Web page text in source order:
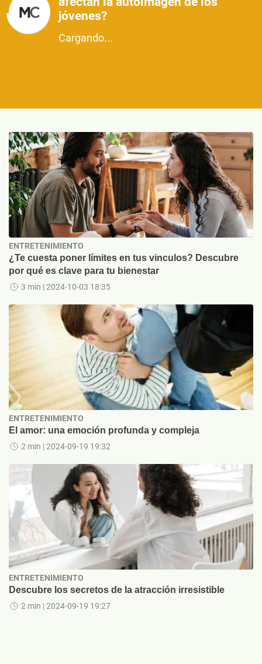
jóvenes?
Cargando...
ENTRETENIMIENTO
¿Te cuesta poner límites en tus vinculos? Descubre
por qué es clave para tu bienestar
3 min | 2024-10-03 18:35
ENTRETENIMIENTO
El amor: una emoción profunda y compleja
2 min | 2024-09-19 19:32
ENTRETENIMIENTO
Descubre los secretos de la atracción irresistible
2 min | 2024-09-19 19:27